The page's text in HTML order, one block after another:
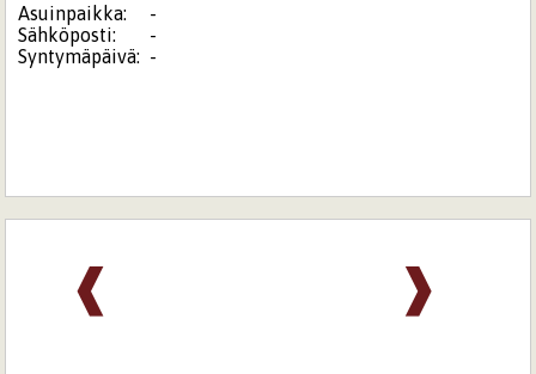
Asuinpaikka:
-
Sähköposti:
-
Syntymäpäivä: -
❱
❰